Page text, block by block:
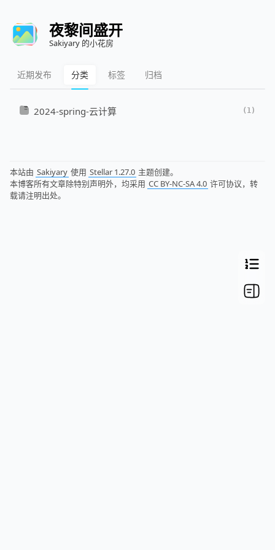
夜黎间盛开
Sakiyary 的小花房
近期发布 分类 标签 归档
2024-spring-云计算 (1)
本站由 Sakiyary 使用 Stellar 1.27.0 主题创建。
本博客所有文章除特别声明外，均采用 CC BY-NC-SA 4.0 许可协议，转
载请注明出处。